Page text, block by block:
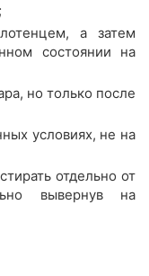
а затем
состоянии на
но только после
условиях, не на
отдельно от
вывернув на